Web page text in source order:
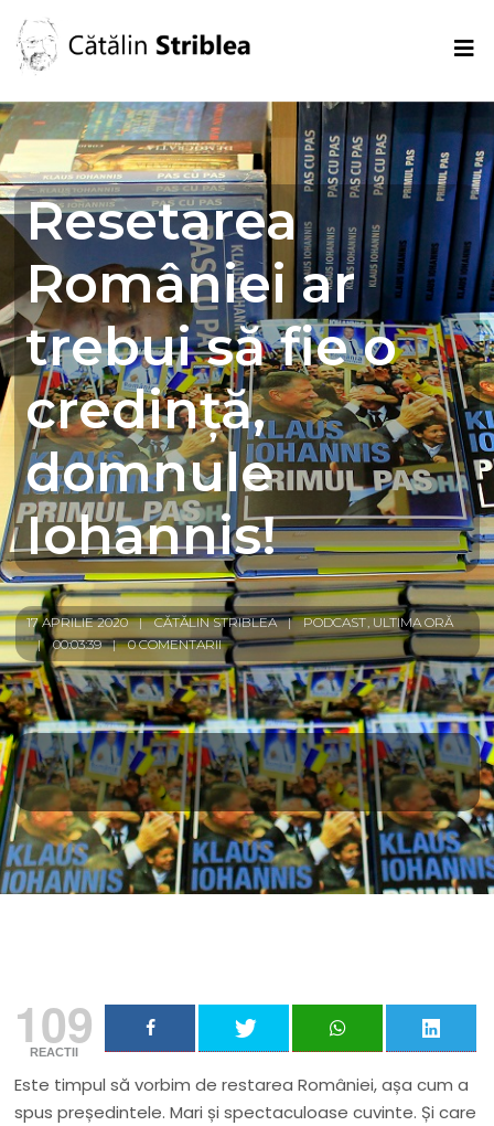
Resetarea
României ar
trebui să fie o
credință,
domnule
Iohannis!
17 APRILIE 2020 CĂTĂLIN STRIBLEA PODCAST,ULTIMA ORĂ
00:03:39
0 COMENTARII
109
REACTII
Este timpul să vorbim de restarea României, așa cum a
spus președintele. Mari și spectaculoase cuvinte. Și care